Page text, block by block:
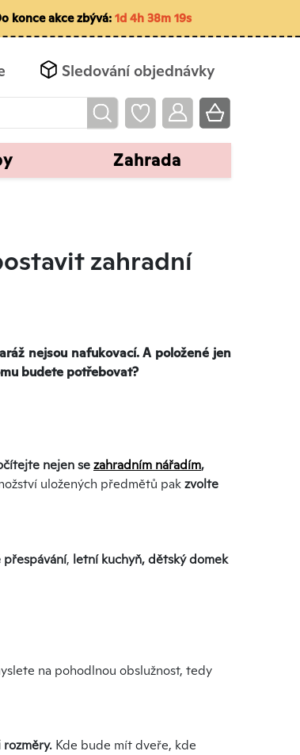
konce akce zbývá: 1d 4h 38m 18s
Sledování objednávky
Zahrada
zahradní
nejsou nafukovací. A položené jen
budete potřebovat?
nejen sezahradním nářadím,
uložených předmětů pakzvolte
přespávání, letní kuchyň, dětský domek
na pohodlnou obslužnost, tedy
Kde bude mít dveře, kde